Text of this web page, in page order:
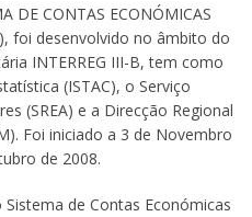
DE CONTAS ECONÓMICAS
foi desenvolvido no âmbito do
INTERREG III-B, tem como
(ISTAC), o Serviço
(SREA) e a Direcção Regional
Foi iniciado a 3 de Novembro
de 2008.
de Contas Económicas